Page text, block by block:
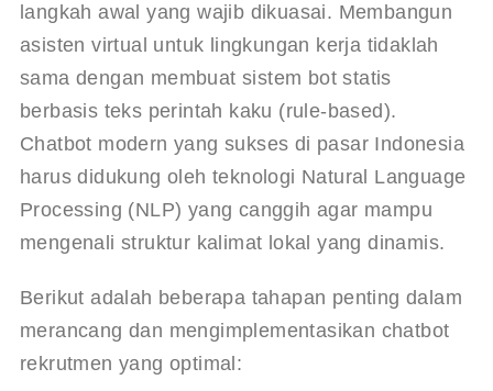
langkah awal yang wajib dikuasai. Membangun
asisten virtual untuk lingkungan kerja tidaklah
sama dengan membuat sistem bot statis
berbasis teks perintah kaku (rule-based).
Chatbot modern yang sukses di pasar Indonesia
harus didukung oleh teknologi Natural Language
Processing (NLP) yang canggih agar mampu
mengenali struktur kalimat lokal yang dinamis.
Berikut adalah beberapa tahapan penting dalam
merancang dan mengimplementasikan chatbot
rekrutmen yang optimal: